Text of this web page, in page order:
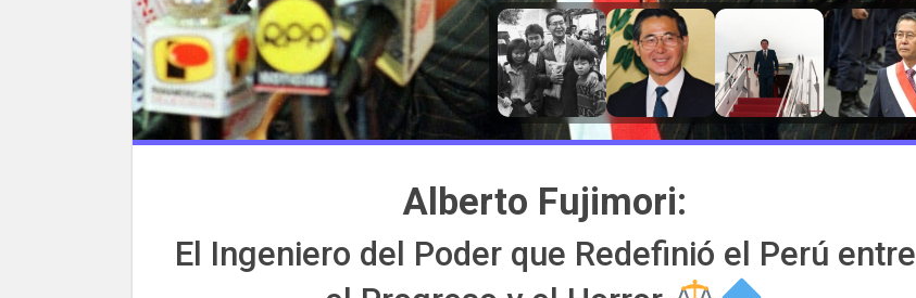
Alberto Fujimori:
El Ingeniero del Poder que Redefinió el Perú entre